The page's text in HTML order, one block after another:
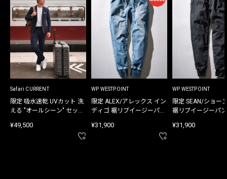
Safari CURRENT
限定 吸水速乾 UVカット 洗
える "オールシーン" セット
¥49,500
WP WESTPOINT
限定 ALEX/アレックス イン
ディゴ 裾リブイージーパン
¥31,900
WP WESTPOINT
限定 SEAN/ショー
裾リブイージーパ
¥31,900